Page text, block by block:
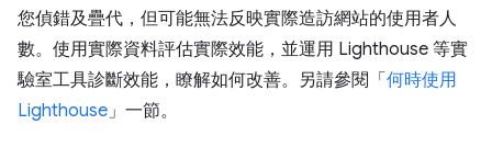
您偵錯及疊代，但可能無法反映實際造訪網站的使用者人
數。使用實際資料評估實際效能，並運用 Lighthouse 等實
驗室工具診斷效能，瞭解如何改善。另請參閱「 何時使用
Lighthouse」一節。